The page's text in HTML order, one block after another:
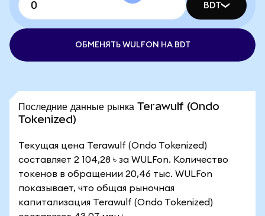
BDT
ОБМЕНЯТЬ WULFON НА BDT
Последние данные рынка Terawulf (Ondo
Tokenized)
Текущая цена Terawulf (Ondo Tokenized)
составляет 2 104,28 ৳ за WULFon. Количество
токенов в обращении 20,46 тыс. WULFon
показывает, что общая рыночная
капитализация Terawulf (Ondo Tokenized)